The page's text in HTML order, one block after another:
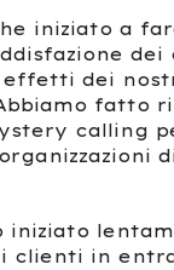
iniziato a
dei
fatto
calling
iniziato
clienti in